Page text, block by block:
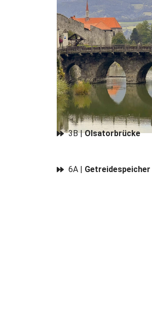
3B |Olsatorbrücke
6A | Getreidespeicher